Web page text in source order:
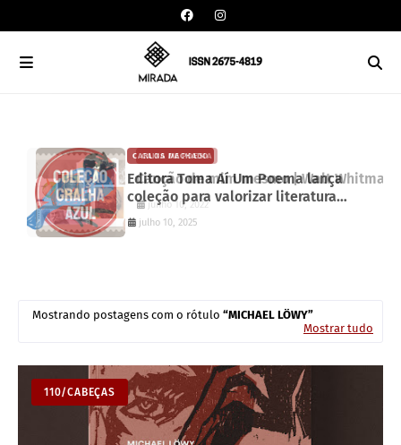
CARLOS MACHADO
Editora Toma Aí Um Poema lança
coleção para valorizar literatura
paranaense
julho 10, 2025
CAIXA DE POESIA
Canção de mim mesmo | Walt Whitman
junho 10, 2022
Mostrando postagens com o rótulo
MICHAEL LÖWY
Mostrar tudo
110/CABEÇAS